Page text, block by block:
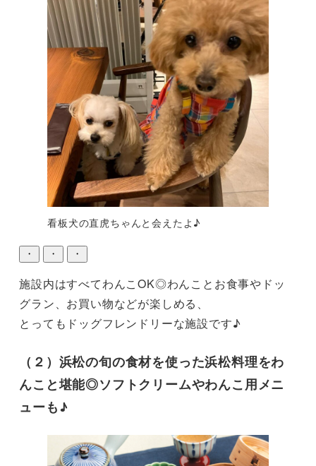
看板犬の直虎ちゃんと会えたよ♪
・ ・ ・
施設内はすべてわんこOK◎わんことお食事やドッ
グラン、お買い物などが楽しめる、
（２）浜松の旬の食材を使った浜松料理をわ
んこと堪能◎ソフトクリームやわんこ用メニ
ューも♪